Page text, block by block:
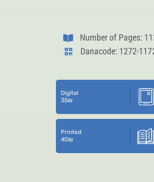
Number of Pages:
Danacode: 1272-
Digital
35₪
Printed
40₪